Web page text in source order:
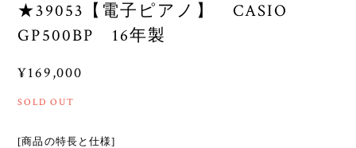
★39053【電子ピアノ】 CASIO
GP500BP 16年製
¥169,000
SOLD OUT
[商品の特長と仕様]